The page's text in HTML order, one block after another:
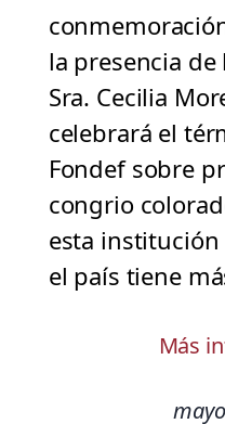
la presencia
Sra. Cecilia
celebrará el
Fondef sobre
congrio
esta
el país tiene
Más